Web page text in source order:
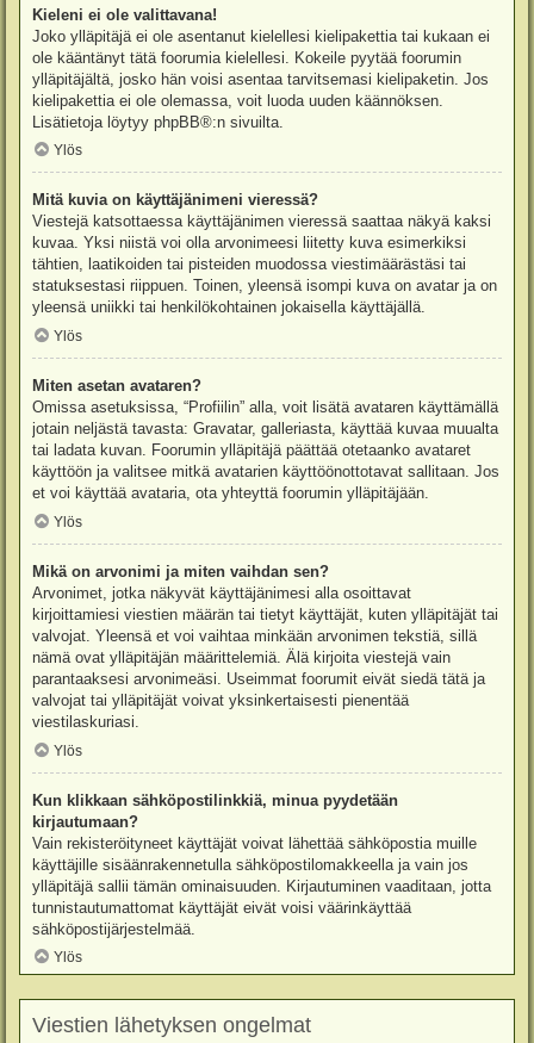
Kieleni ei ole valittavana!
Joko ylläpitäjä ei ole asentanut kielellesi kielipakettia tai kukaan ei
ole kääntänyt tätä foorumia kielellesi. Kokeile pyytää foorumin
ylläpitäjältä, josko hän voisi asentaa tarvitsemasi kielipaketin. Jos
kielipakettia ei ole olemassa, voit luoda uuden käännöksen.
Lisätietoja löytyy phpBB®:n sivuilta.
Ylös
Mitä kuvia on käyttäjänimeni vieressä?
Viestejä katsottaessa käyttäjänimen vieressä saattaa näkyä kaksi
kuvaa. Yksi niistä voi olla arvonimeesi liitetty kuva esimerkiksi
tähtien, laatikoiden tai pisteiden muodossa viestimäärästäsi tai
statuksestasi riippuen. Toinen, yleensä isompi kuva on avatar ja on
yleensä uniikki tai henkilökohtainen jokaisella käyttäjällä.
Ylös
Miten asetan avataren?
Omissa asetuksissa, “Profiilin” alla, voit lisätä avataren käyttämällä
jotain neljästä tavasta: Gravatar, galleriasta, käyttää kuvaa muualta
tai ladata kuvan. Foorumin ylläpitäjä päättää otetaanko avataret
käyttöön ja valitsee mitkä avatarien käyttöönottotavat sallitaan. Jos
et voi käyttää avataria, ota yhteyttä foorumin ylläpitäjään.
Ylös
Mikä on arvonimi ja miten vaihdan sen?
Arvonimet, jotka näkyvät käyttäjänimesi alla osoittavat
kirjoittamiesi viestien määrän tai tietyt käyttäjät, kuten ylläpitäjät tai
valvojat. Yleensä et voi vaihtaa minkään arvonimen tekstiä, sillä
nämä ovat ylläpitäjän määrittelemiä. Älä kirjoita viestejä vain
parantaaksesi arvonimeäsi. Useimmat foorumit eivät siedä tätä ja
valvojat tai ylläpitäjät voivat yksinkertaisesti pienentää
viestilaskuriasi.
Ylös
Kun klikkaan sähköpostilinkkiä, minua pyydetään
kirjautumaan?
Vain rekisteröityneet käyttäjät voivat lähettää sähköpostia muille
käyttäjille sisäänrakennetulla sähköpostilomakkeella ja vain jos
ylläpitäjä sallii tämän ominaisuuden. Kirjautuminen vaaditaan, jotta
tunnistautumattomat käyttäjät eivät voisi väärinkäyttää
sähköpostijärjestelmää.
Ylös
Viestien lähetyksen ongelmat